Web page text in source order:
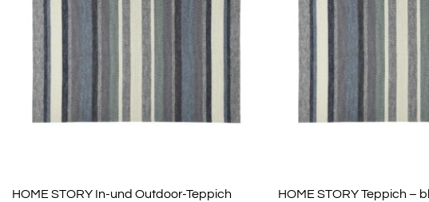
HOME STORY In-und Outdoor-Teppich
HOME STORY Teppich –